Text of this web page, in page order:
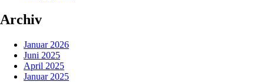
Archiv
Januar 2026
Juni 2025
April 2025
Januar 2025